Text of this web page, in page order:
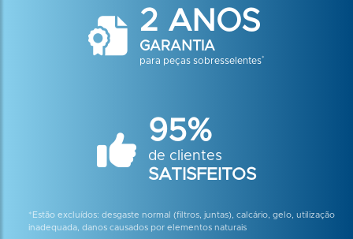
2 ANOS
GARANTIA
para peças sobresselentes*
95%
de clientes
SATISFEITOS
*Estão excluídos: desgaste normal (filtros, juntas), calcário, gelo, utilização
inadequada, danos causados por elementos naturais